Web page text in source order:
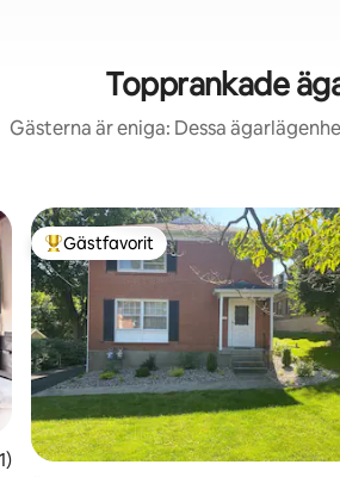
Topprankade
Gästerna är eniga: Dessa
genomsnittligt betyg, 191 omdömen
Populär gästfavorit
Gästfavorit